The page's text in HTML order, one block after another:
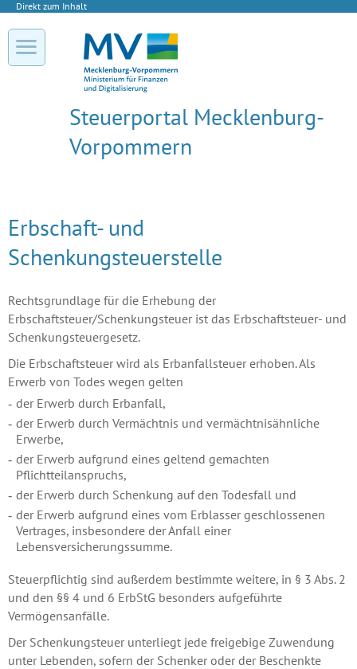
Direkt zum Inhalt
Steuerportal Mecklenburg-
Vorpommern
Erbschaft- und
Schenkungsteuerstelle
Rechtsgrundlage für die Erhebung der
Erbschaftsteuer/Schenkungsteuer ist das Erbschaftsteuer- und
Schenkungsteuergesetz.
Die Erbschaftsteuer wird als Erbanfallsteuer erhoben. Als
Erwerb von Todes wegen gelten
der Erwerb durch Erbanfall,
der Erwerb durch Vermächtnis und vermächtnisähnliche
Erwerbe,
der Erwerb aufgrund eines geltend gemachten
Pflichtteilanspruchs,
der Erwerb durch Schenkung auf den Todesfall und
der Erwerb aufgrund eines vom Erblasser geschlossenen
Vertrages, insbesondere der Anfall einer
Lebensversicherungssumme.
Steuerpflichtig sind außerdem bestimmte weitere, in § 3 Abs. 2
und den §§ 4 und 6 ErbStG besonders aufgeführte
Vermögensanfälle.
Der Schenkungsteuer unterliegt jede freigebige Zuwendung
unter Lebenden, sofern der Schenker oder der Beschenkte